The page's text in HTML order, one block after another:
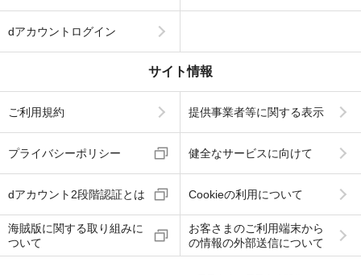
dアカウントログイン
サイト情報
ご利用規約 提供事業者等に関する表示
プライバシーポリシー 健全なサービスに向けて
dアカウント2段階認証とは Cookieの利用について
海賊版に関する取り組みに
ついて
お客さまのご利用端末から
の情報の外部送信について